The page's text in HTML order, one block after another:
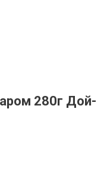
280г Дой-